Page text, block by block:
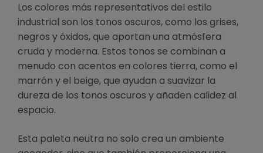
Los colores más representativos del estilo
industrial son los tonos oscuros, como los grises,
negros y óxidos, que aportan una atmósfera
cruda y moderna. Estos tonos se combinan a
menudo con acentos en colores tierra, como el
marrón y el beige, que ayudan a suavizar la
dureza de los tonos oscuros y añaden calidez al
espacio.
Esta paleta neutra no solo crea un ambiente